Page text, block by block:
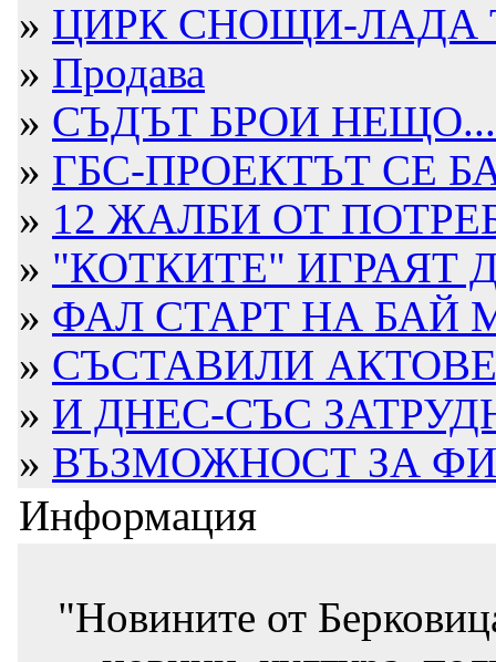
» ЦИРК СНОЩИ-ЛАДА
» Продава
» СЪДЪТ БРОИ НЕЩО...
» ГБС-ПРОЕКТЪТ СЕ
» 12 ЖАЛБИ ОТ
» "КОТКИТЕ" ИГРАЯТ
» ФАЛ СТАРТ НА БАЙ
» СЪСТАВИЛИ
» И ДНЕС-СЪС
» ВЪЗМОЖНОСТ ЗА
Информация
"Новините от